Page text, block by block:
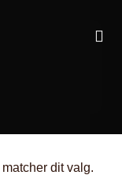
dit valg.